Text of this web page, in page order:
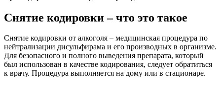
Снятие кодировки – что это такое
Снятие кодировки от алкоголя – медицинская процедура по
нейтрализации дисульфирама и его производных в организме.
Для безопасного и полного выведения препарата, который
был использован в качестве кодирования, следует обратиться
к врачу. Процедура выполняется на дому или в стационаре.